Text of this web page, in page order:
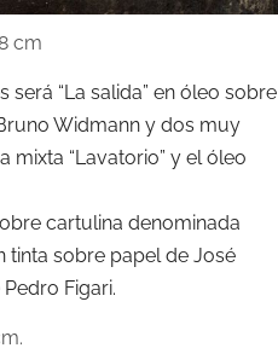
“La salida” en óleo sobre
Widmann y dos muy
mixta “Lavatorio” y el óleo
cartulina denominada
tinta sobre papel de José
Figari.